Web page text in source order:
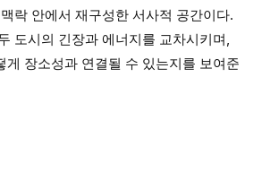
락 안에서 재구성한 서사적 공간이다.
도시의 긴장과 에너지를 교차시키며,
게 장소성과 연결될 수 있는지를 보여준